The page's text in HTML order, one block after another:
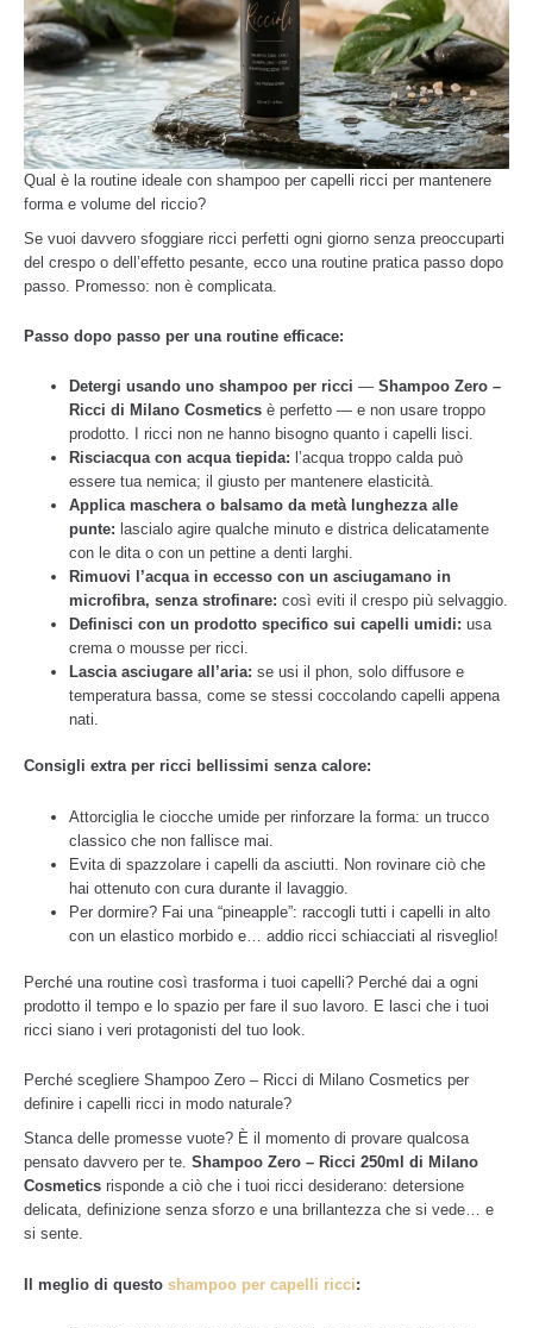
Qual è la routine ideale con shampoo per capelli ricci per mantenere
forma e volume del riccio?
Se vuoi davvero sfoggiare ricci perfetti ogni giorno senza preoccuparti
del crespo o dell’effetto pesante, ecco una routine pratica passo dopo
passo. Promesso: non è complicata.
Passo dopo passo per una routine efficace:
Detergi usando uno shampoo per ricci —Shampoo Zero –
Ricci di Milano Cosmetics è perfetto — e non usare troppo
prodotto. I ricci non ne hanno bisogno quanto i capelli lisci.
Risciacqua con acqua tiepida: l’acqua troppo calda può
essere tua nemica; il giusto per mantenere elasticità.
Applica maschera o balsamo da metà lunghezza alle
punte: lascialo agire qualche minuto e districa delicatamente
con le dita o con un pettine a denti larghi.
Rimuovi l’acqua in eccesso con un asciugamano in
microfibra, senza strofinare: così eviti il crespo più selvaggio.
Definisci con un prodotto specifico sui capelli umidi: usa
crema o mousse per ricci.
Lascia asciugare all’aria: se usi il phon, solo diffusore e
temperatura bassa, come se stessi coccolando capelli appena
nati.
Consigli extra per ricci bellissimi senza calore:
Attorciglia le ciocche umide per rinforzare la forma: un trucco
classico che non fallisce mai.
Evita di spazzolare i capelli da asciutti. Non rovinare ciò che
hai ottenuto con cura durante il lavaggio.
Per dormire? Fai una “pineapple”: raccogli tutti i capelli in alto
con un elastico morbido e… addio ricci schiacciati al risveglio!
Perché una routine così trasforma i tuoi capelli? Perché dai a ogni
prodotto il tempo e lo spazio per fare il suo lavoro. E lasci che i tuoi
ricci siano i veri protagonisti del tuo look.
Perché scegliere Shampoo Zero – Ricci di Milano Cosmetics per
definire i capelli ricci in modo naturale?
Stanca delle promesse vuote? È il momento di provare qualcosa
pensato davvero per te. Shampoo Zero – Ricci 250ml di Milano
Cosmetics risponde a ciò che i tuoi ricci desiderano: detersione
delicata, definizione senza sforzo e una brillantezza che si vede… e
si sente.
Il meglio di questo shampoo per capelli ricci: